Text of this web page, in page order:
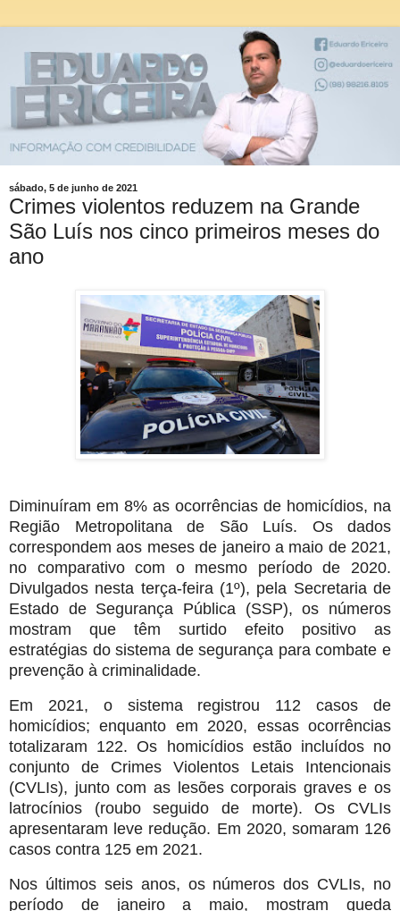
sábado, 5 de junho de 2021
Crimes violentos reduzem na Grande
São Luís nos cinco primeiros meses do
ano
Diminuíram em 8% as ocorrências de homicídios, na
Região Metropolitana de São Luís. Os dados
correspondem aos meses de janeiro a maio de 2021,
no comparativo com o mesmo período de 2020.
Divulgados nesta terça-feira (1º), pela Secretaria de
Estado de Segurança Pública (SSP), os números
mostram que têm surtido efeito positivo as
estratégias do sistema de segurança para combate e
prevenção à criminalidade.
Em 2021, o sistema registrou 112 casos de
homicídios; enquanto em 2020, essas ocorrências
totalizaram 122. Os homicídios estão incluídos no
conjunto de Crimes Violentos Letais Intencionais
(CVLIs), junto com as lesões corporais graves e os
latrocínios (roubo seguido de morte). Os CVLIs
apresentaram leve redução. Em 2020, somaram 126
casos contra 125 em 2021.
Nos últimos seis anos, os números dos CVLIs, no
período de janeiro a maio, mostram queda